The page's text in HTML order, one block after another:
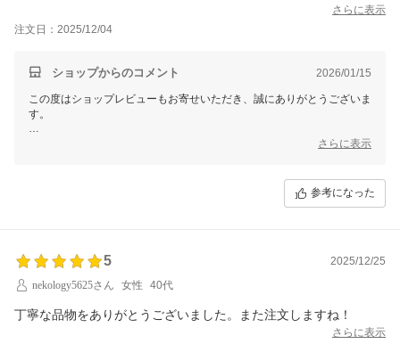
さらに表示
注文日：2025/12/04
ショップからのコメント 2026/01/15
この度はショップレビューもお寄せいただき、誠にありがとうございま
す。
ご質問への対応について「信頼できるお店」と感じていただけたこと、
ご不安な点を一つずつ解消しながら、安心してお買い物をしていただけ
さらに表示
参考になった
5
2025/12/25
nekology5625さん
女性 40代
丁寧な品物をありがとうございました。また注文しますね！
さらに表示